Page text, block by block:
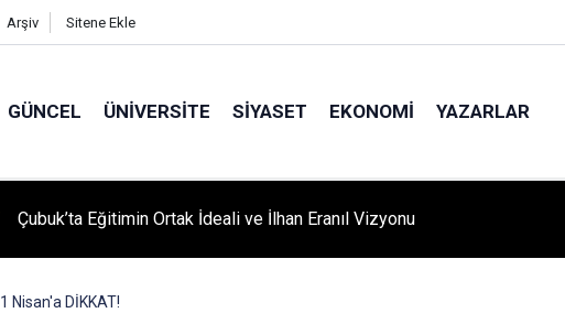
Arşiv Sitene Ekle
GÜNCEL ÜNIVERSITE SIYASET EKONOMI YAZARLAR
ÇUBUK’TA ‘YAZA MERHABA’ COŞKUSU: Kursiyerler Gönüllerince Eğlendi!
1 Nisan'a DİKKAT!